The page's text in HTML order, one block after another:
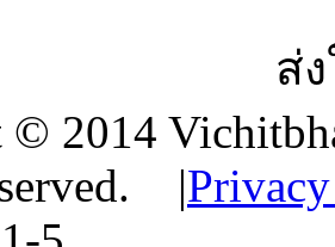
ส่
© 2014
|